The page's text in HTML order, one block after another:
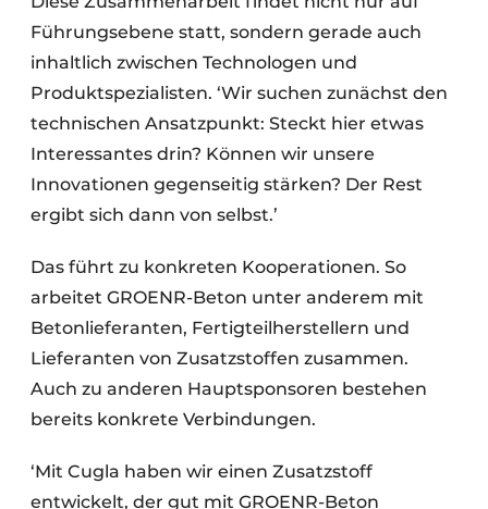
Führungsebene statt, sondern gerade auch
inhaltlich zwischen Technologen und
Produktspezialisten. ‘Wir suchen zunächst den
technischen Ansatzpunkt: Steckt hier etwas
Interessantes drin? Können wir unsere
Innovationen gegenseitig stärken? Der Rest
ergibt sich dann von selbst.’
Das führt zu konkreten Kooperationen. So
arbeitet GROENR-Beton unter anderem mit
Betonlieferanten, Fertigteilherstellern und
Lieferanten von Zusatzstoffen zusammen.
Auch zu anderen Hauptsponsoren bestehen
bereits konkrete Verbindungen.
‘Mit Cugla haben wir einen Zusatzstoff
entwickelt, der gut mit GROENR-Beton